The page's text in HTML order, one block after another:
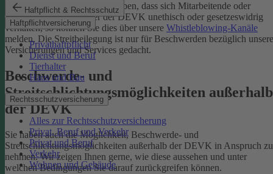
Haftpflicht & Rechtsschutz
Haftpflichtversicherung
Privathaftpflicht
Dienst und Beruf
Tierhalter
Haus und Bau
Rechtsschutzversicherung
Alles zur Rechtsschutzversicherung
Privat, Beruf und Verkehr
Privat und Beruf
Verkehr
Wohnen und Gebäude
Wenn Sie Kenntnis darüber haben, dass sich Mitarbeitende oder
Partnerinnen und Partner der DEVK unethisch oder gesetzeswidrig
verhalten, so können Sie dies über unsere Whistleblowing-Kanäle
melden. Die Streitbeilegung ist nur für Beschwerden bezüglich
Versicherungen und Services gedacht.
Beschwerde- und
Streitschlichtungsmöglichkeiten außerhalb
der DEVK
Sie haben auch die Möglichkeit, Beschwerde- und
Streitschlichtungsmöglichkeiten außerhalb der DEVK in Anspruch zu
nehmen. Wir zeigen Ihnen gerne, wie diese aussehen und unter
welchen Bedingungen Sie darauf zurückgreifen können.